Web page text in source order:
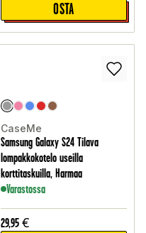
OSTA
CaseMe
Samsung Galaxy S24 Tilava
lompakkokotelo useilla
korttitaskuilla, Harmaa
Varastossa
29,95 €